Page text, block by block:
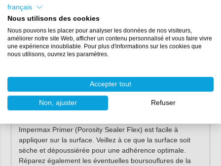
vous travaillez avec l'
hybride se compose déjà de bitume et de polyuréthane.
Dans le cas des toits blancs, le bitume peut toutefois
laisser des taches dans la coucheImpermax LY. En effet,
Impermax dissout une partie de l'ancien revêtement. Vous
pouvez éviter cela en traitant d'abord le toit avec ce primer
première couche sert alors de couche d'apprêt.
Mode d'emploi
Impermax Primer (Porosity Sealer Flex) est facile à
appliquer sur la surface. Veillez à ce que la surface soit
sèche et dépoussiérée pour une adhérence optimale.
Réparez également les éventuelles boursouflures de la
français
Nous utilisons des cookies
Nous pouvons les placer pour analyser les données de nos visiteurs,
améliorer notre site Web, afficher un contenu personnalisé et vous faire vivre
une expérience inoubliable. Pour plus d'informations sur les cookies que
nous utilisons, ouvrez les paramètres.
Accepter tout
Non, ajuster Refuser